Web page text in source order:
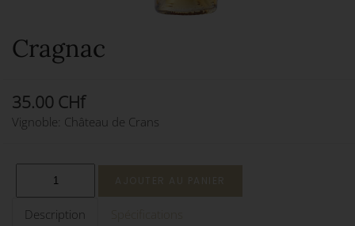
Cragnac
35.00 CHf
Vignoble: Château de Crans
Description